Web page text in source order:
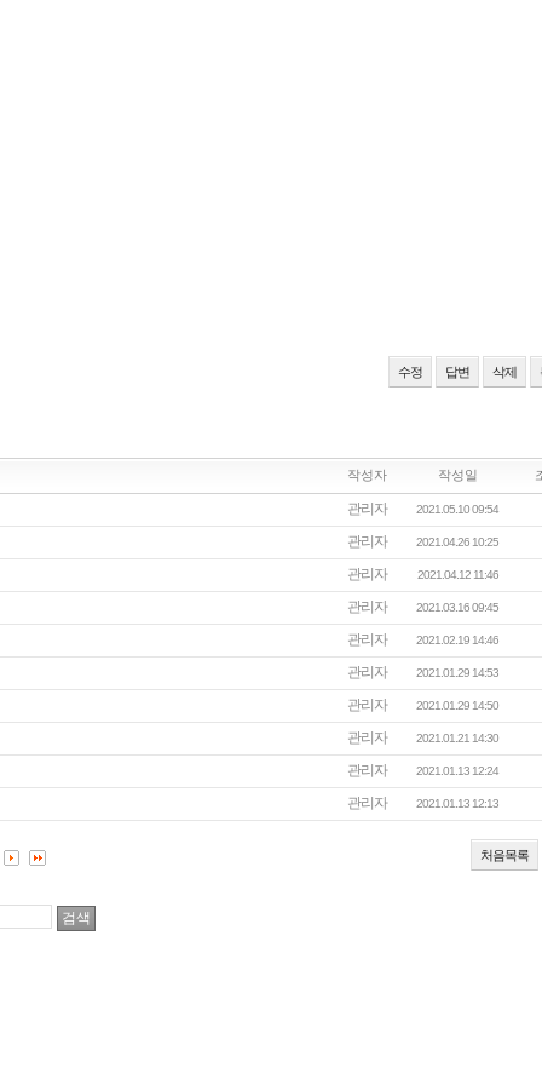
수정 답변 삭제
작성자 작성일
관리자 2021.05.10 09:54
관리자 2021.04.26 10:25
관리자 2021.04.12 11:46
관리자 2021.03.16 09:45
관리자 2021.02.19 14:46
관리자 2021.01.29 14:53
관리자 2021.01.29 14:50
관리자 2021.01.21 14:30
관리자 2021.01.13 12:24
관리자 2021.01.13 12:13
처음목록